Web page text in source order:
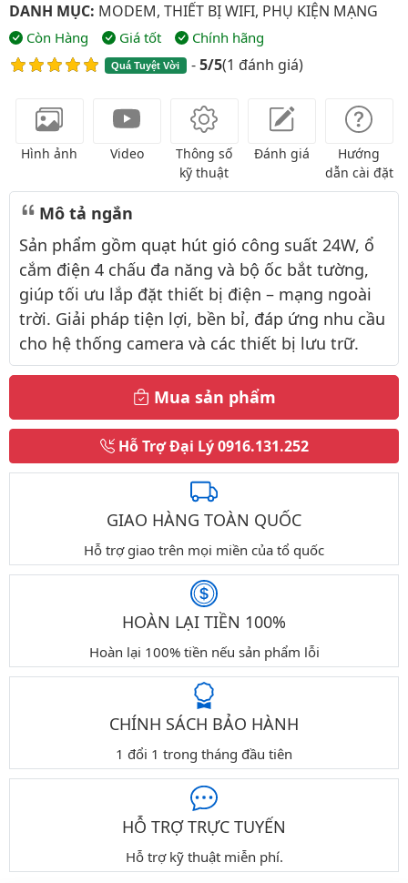
DANH MỤC: MODEM, THIẾT BỊ WIFI, PHỤ KIỆN MẠNG
Còn Hàng Giá tốt Chính hãng
Quá Tuyệt Vời -5/5(1 đánh giá)
Hình ảnh Video
Thông số
kỹ thuật
Đánh giá
Hướng
dẫn cài đặt
Mô tả ngắn
Sản phẩm gồm quạt hút gió công suất 24W, ổ
cắm điện 4 chấu đa năng và bộ ốc bắt tường,
giúp tối ưu lắp đặt thiết bị điện – mạng ngoài
trời. Giải pháp tiện lợi, bền bỉ, đáp ứng nhu cầu
cho hệ thống camera và các thiết bị lưu trữ.
Mua sản phẩm
Hỗ Trợ Đại Lý0916.131.252
GIAO HÀNG TOÀN QUỐC
Hỗ trợ giao trên mọi miền của tổ quốc
HOÀN LẠI TIỀN 100%
Hoàn lại 100% tiền nếu sản phẩm lỗi
CHÍNH SÁCH BẢO HÀNH
1 đổi 1 trong tháng đầu tiên
HỖ TRỢ TRỰC TUYẾN
Hỗ trợ kỹ thuật miễn phí.